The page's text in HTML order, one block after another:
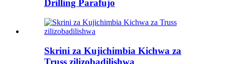
Drilling Parafujo
Skrini za Kujichimbia Kichwa za
Truss zilizobadilishwa